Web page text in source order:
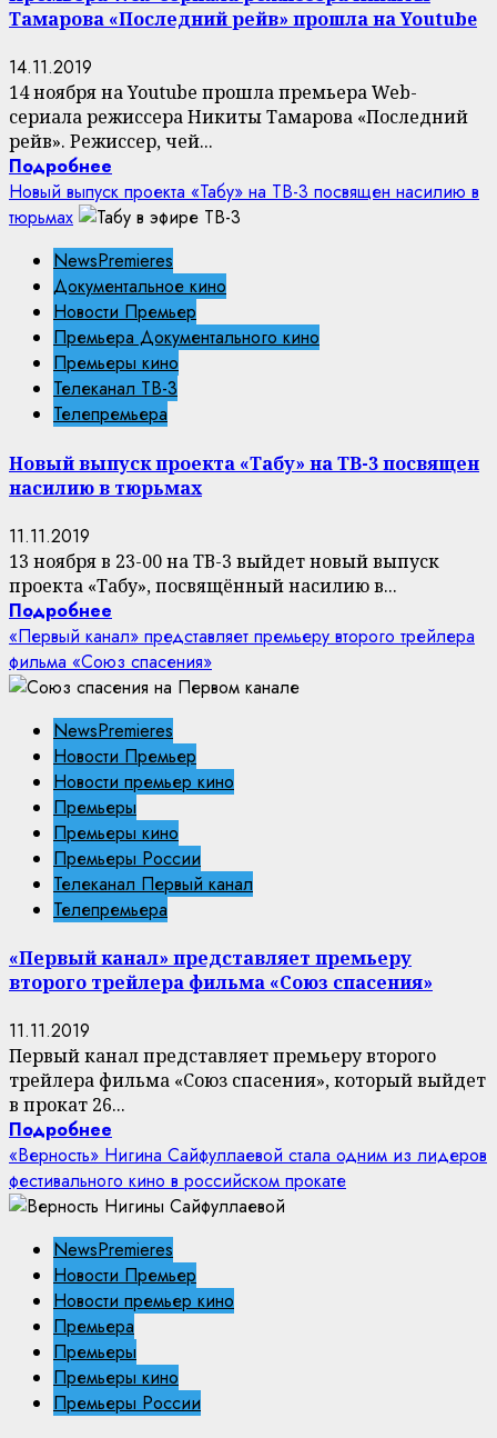
Тамарова «Последний рейв» прошла на Youtube
14.11.2019
14 ноября на Youtube прошла премьера Web-
сериала режиссера Никиты Тамарова «Последний
рейв». Режиссер, чей...
Подробнее
Новый выпуск проекта «Табу» на ТВ-3 посвящен насилию в
тюрьмах
NewsPremieres
Документальное кино
Новости Премьер
Премьера Документального кино
Премьеры кино
Телеканал ТВ-3
Телепремьера
Новый выпуск проекта «Табу» на ТВ-3 посвящен
насилию в тюрьмах
11.11.2019
13 ноября в 23-00 на ТВ-3 выйдет новый выпуск
проекта «Табу», посвящённый насилию в...
Подробнее
«Первый канал» представляет премьеру второго трейлера
фильма «Союз спасения»
NewsPremieres
Новости Премьер
Новости премьер кино
Премьеры
Премьеры кино
Премьеры России
Телеканал Первый канал
Телепремьера
«Первый канал» представляет премьеру
второго трейлера фильма «Союз спасения»
11.11.2019
Первый канал представляет премьеру второго
трейлера фильма «Союз спасения», который выйдет
в прокат 26...
Подробнее
«Верность» Нигина Сайфуллаевой стала одним из лидеров
фестивального кино в российском прокате
NewsPremieres
Новости Премьер
Новости премьер кино
Премьера
Премьеры
Премьеры кино
Премьеры России